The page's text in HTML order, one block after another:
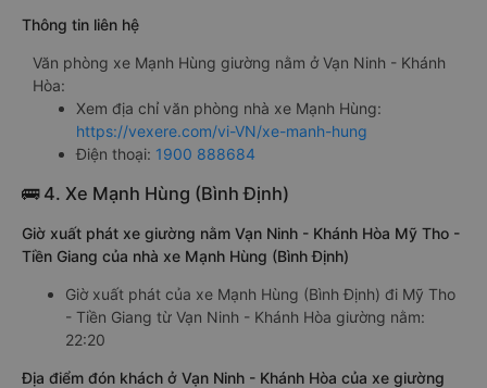
Thông tin liên hệ
Văn phòng xe Mạnh Hùng giường nằm ở Vạn Ninh - Khánh
Hòa:
Xem địa chỉ văn phòng nhà xe Mạnh Hùng:
https://vexere.com/vi-VN/xe-manh-hung
Điện thoại: 1900 888684
🚌 4. Xe Mạnh Hùng (Bình Định)
Giờ xuất phát xe giường nằm Vạn Ninh - Khánh Hòa Mỹ Tho -
Tiền Giang của nhà xe Mạnh Hùng (Bình Định)
Giờ xuất phát của xe Mạnh Hùng (Bình Định) đi Mỹ Tho
- Tiền Giang từ Vạn Ninh - Khánh Hòa giường nằm:
22:20
Địa điểm đón khách ở Vạn Ninh - Khánh Hòa của xe giường